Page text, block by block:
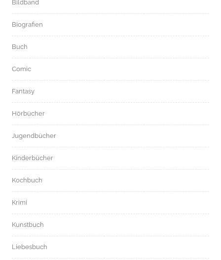
Bildband
Biografien
Buch
Comic
Fantasy
Hörbücher
Jugendbücher
Kinderbücher
Kochbuch
Krimi
Kunstbuch
Liebesbuch